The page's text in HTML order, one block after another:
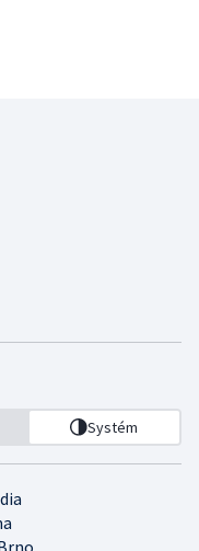
Systém